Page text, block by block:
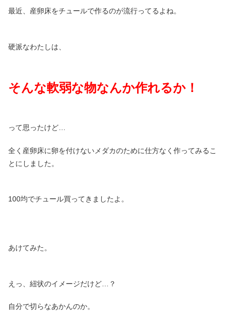
最近、産卵床をチュールで作るのが流行ってるよね。
硬派なわたしは、
そんな軟弱な物なんか作れるか！
って思ったけど…
全く産卵床に卵を付けないメダカのために仕方なく作ってみるこ
とにしました。
100均でチュール買ってきましたよ。
あけてみた。
えっ、紐状のイメージだけど…？
自分で切らなあかんのか。